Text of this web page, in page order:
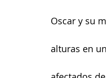
Oscar y su
alturas en